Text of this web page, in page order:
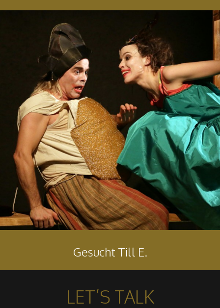
Gesucht Till E.
LET’S TALK